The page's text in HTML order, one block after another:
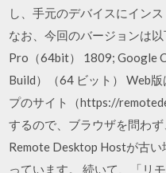
し、手元のデバイスにイン
なお、今回のバージョンは
Pro（64bit） 1809; Google
Build）（64 ビット） Web
プのサイト（https://
するので、ブラウザを問わ
Remote Desktop Hostが古
っています。 続いて、「リ